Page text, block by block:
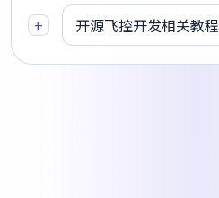
+ 开源飞控开发相关教程